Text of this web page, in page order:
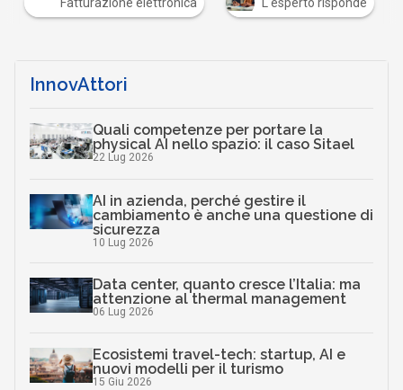
Fatturazione elettronica L'esperto risponde
InnovAttori
Quali competenze per portare la
physical AI nello spazio: il caso Sitael
22 Lug 2026
AI in azienda, perché gestire il
cambiamento è anche una questione di
sicurezza
10 Lug 2026
Data center, quanto cresce l’Italia: ma
attenzione al thermal management
06 Lug 2026
Ecosistemi travel-tech: startup, AI e
nuovi modelli per il turismo
15 Giu 2026